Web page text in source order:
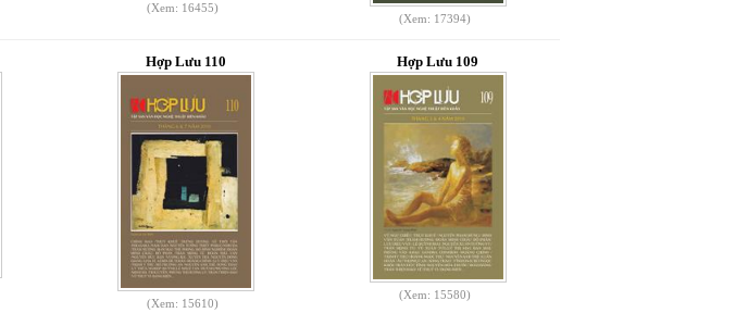
(Xem: 16455)
(Xem: 17394)
Hợp Lưu 110
(Xem: 15610)
Hợp Lưu 109
(Xem: 15580)